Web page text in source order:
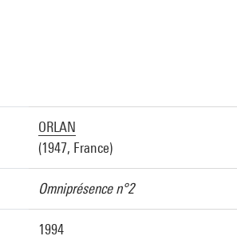
ORLAN
(1947, France)
Omniprésence n°2
1994